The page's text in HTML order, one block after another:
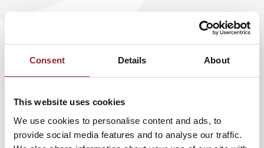
Consent Details About
This website uses cookies
We use cookies to personalise content and ads, to
provide social media features and to analyse our traffic.
Die heutige Datenschutzdebatte ist ein Relikt der alten
Zeit und das vermutlich letzte Gefecht des
faszinierenden Zukunftsszenarien und einmaliger
Rhetorik sein Publikum zum Staunen bringt. In einem
neuen
Vortrag spricht er auch über die Zukunft des
Datenschutzes.